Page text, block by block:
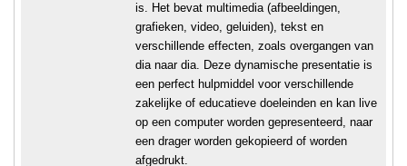
is. Het bevat multimedia (afbeeldingen,
grafieken, video, geluiden), tekst en
verschillende effecten, zoals overgangen van
dia naar dia. Deze dynamische presentatie is
een perfect hulpmiddel voor verschillende
zakelijke of educatieve doeleinden en kan live
op een computer worden gepresenteerd, naar
een drager worden gekopieerd of worden
afgedrukt.